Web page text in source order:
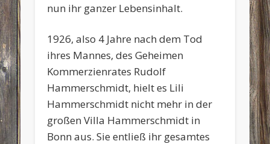
nun ihr ganzer Lebensinhalt.
1926, also 4 Jahre nach dem Tod
ihres Mannes, des Geheimen
Kommerzienrates Rudolf
Hammerschmidt, hielt es Lili
Hammerschmidt nicht mehr in der
großen Villa Hammerschmidt in
Bonn aus. Sie entließ ihr gesamtes